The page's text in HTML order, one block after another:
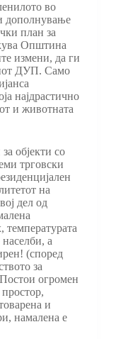
во
дополнување
план за
Општина
измени, да ги
ДУП. Само
најдрастично
и животната
објекти со
трговски
на
дел од
температурата
а
(според
за
огромен
и
намалена е